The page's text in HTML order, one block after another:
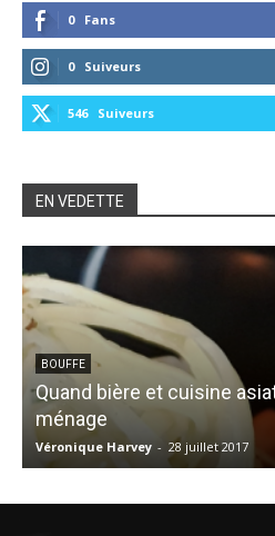
0 Fans
0 Suiveurs
546 Suiveurs
EN VEDETTE
BOUFFE
Quand bière et cuisine
ménage
Véronique Harvey - 28 juillet 2017